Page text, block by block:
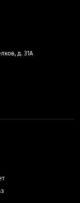
д. 31А